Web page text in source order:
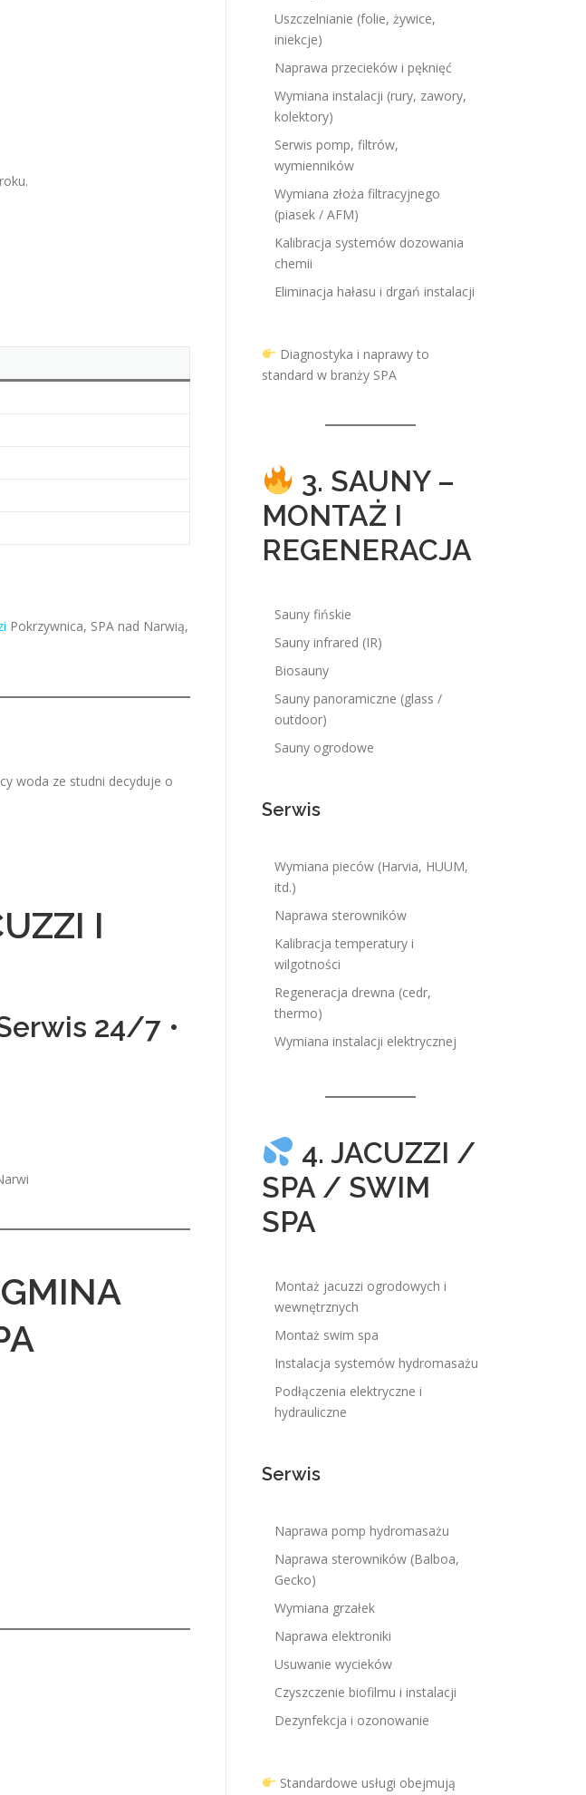
Pokrzywnica, SPA nad Narwią,
woda ze studni decyduje o
I
24/7 •
Uszczelnianie (folie, żywice,
iniekcje)
Naprawa przecieków i pęknięć
Wymiana instalacji (rury, zawory,
kolektory)
Serwis pomp, filtrów,
wymienników
Wymiana złoża filtracyjnego
(piasek / AFM)
Kalibracja systemów dozowania
chemii
Eliminacja hałasu i drgań instalacji
Diagnostyka i naprawy to
standard w branży SPA
3. SAUNY –
MONTAŻ I
REGENERACJA
Sauny fińskie
Sauny infrared (IR)
Biosauny
Sauny panoramiczne (glass /
outdoor)
Sauny ogrodowe
Serwis
Wymiana pieców (Harvia, HUUM,
itd.)
Naprawa sterowników
Kalibracja temperatury i
wilgotności
Regeneracja drewna (cedr,
thermo)
Wymiana instalacji elektrycznej
4. JACUZZI /
SPA / SWIM
SPA
Montaż jacuzzi ogrodowych i
wewnętrznych
Montaż swim spa
Instalacja systemów hydromasażu
Podłączenia elektryczne i
hydrauliczne
Serwis
Naprawa pomp hydromasażu
Naprawa sterowników (Balboa,
Gecko)
Wymiana grzałek
Naprawa elektroniki
Usuwanie wycieków
Czyszczenie biofilmu i instalacji
Dezynfekcja i ozonowanie
Standardowe usługi obejmują